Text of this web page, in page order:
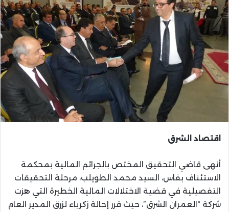
اقتصاد الشرق
أنهى قاضي التحقيق المختص بالجرائم المالية بمحكمة
الاستئناف بفاس، السيد محمد الطويلب، مرحلة التحقيقات
التفصيلية في قضية الاختلالات المالية الخطيرة التي هزت
شركة “العمران الشرق”، حيث قرر إحالة زكرياء لزرق المدير العام